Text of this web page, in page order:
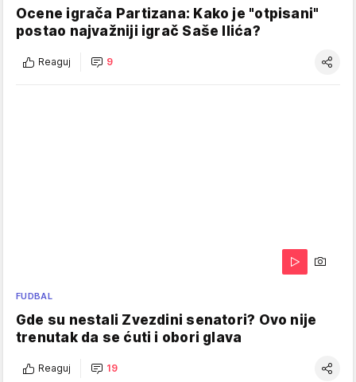
Ocene igrača Partizana: Kako je "otpisani"
postao najvažniji igrač Saše Ilića?
Reaguj 9
FUDBAL
Gde su nestali Zvezdini senatori? Ovo nije
trenutak da se ćuti i obori glava
Reaguj 19